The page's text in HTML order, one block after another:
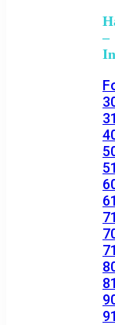
–